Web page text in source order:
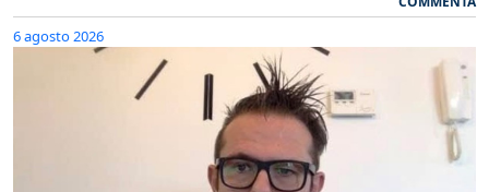
6 agosto 2026